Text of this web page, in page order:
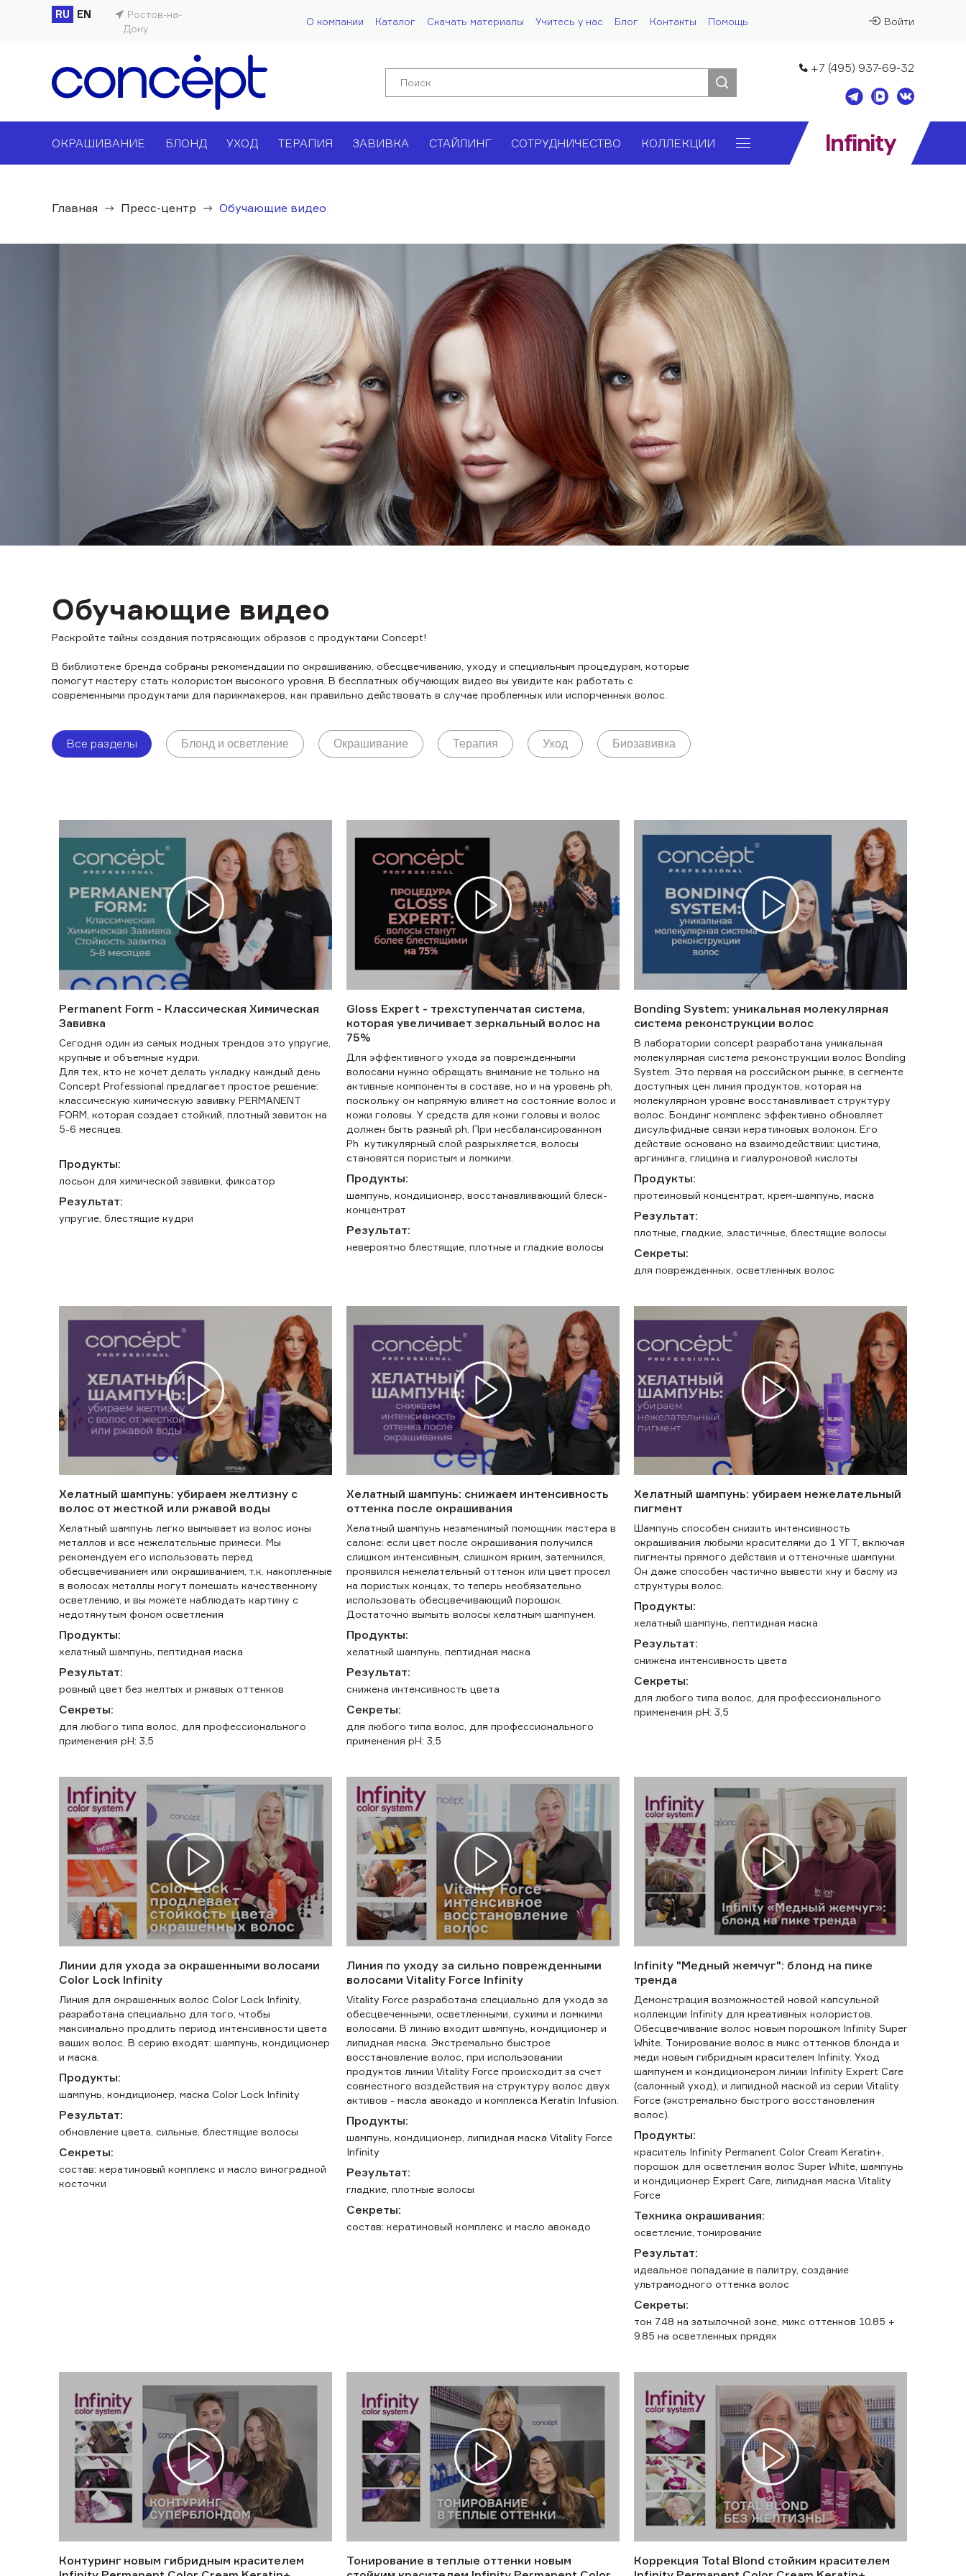
RU EN
Ростов-на-
Дону
О компании Каталог Скачать материалы Учитесь у нас Блог Контакты Помощь Войти
+7 (495) 937-69-32
ОКРАШИВАНИЕ БЛОНД УХОД ТЕРАПИЯ ЗАВИВКА СТАЙЛИНГ СОТРУДНИЧЕСТВО КОЛЛЕКЦИИ Infinity
Главная Пресс-центр Обучающие видео
Обучающие видео
Раскройте тайны создания потрясающих образов с продуктами Concept!
В библиотеке бренда собраны рекомендации по окрашиванию, обесцвечиванию, уходу и специальным процедурам, которые
помогут мастеру стать колористом высокого уровня. В бесплатных обучающих видео вы увидите как работать с
современными продуктами для парикмахеров, как правильно действовать в случае проблемных или испорченных волос.
Все разделы Блонд и осветление Окрашивание Терапия Уход Биозавивка
Permanent Form - Классическая Химическая
Завивка
Сегодня один из самых модных трендов это упругие,
крупные и объемные кудри.
Для тех, кто не хочет делать укладку каждый день
Concept Professional предлагает простое решение:
классическую химическую завивку PERMANENT
FORM, которая создает стойкий, плотный завиток на
5-6 месяцев.
Продукты:
лосьон для химической завивки, фиксатор
Результат:
упругие, блестящие кудри
Gloss Expert - трехступенчатая система,
которая увеличивает зеркальный волос на
75%
Для эффективного ухода за поврежденными
волосами нужно обращать внимание не только на
активные компоненты в составе, но и на уровень ph,
поскольку он напрямую влияет на состояние волос и
кожи головы. У средств для кожи головы и волос
должен быть разный ph. При несбалансированном
Ph кутикулярный слой разрыхляется, волосы
становятся пористым и ломкими.
Продукты:
шампунь, кондиционер, восстанавливающий блеск-
концентрат
Результат:
невероятно блестящие, плотные и гладкие волосы
Bonding System: уникальная молекулярная
система реконструкции волос
В лаборатории concept разработана уникальная
молекулярная система реконструкции волос Bonding
System. Это первая на российском рынке, в сегменте
доступных цен линия продуктов, которая на
молекулярном уровне восстанавливает структуру
волос. Бондинг комплекс эффективно обновляет
дисульфидные связи кератиновых волокон. Его
действие основано на взаимодействии: цистина,
аргининга, глицина и гиалуроновой кислоты
Продукты:
протеиновый концентрат, крем-шампунь, маска
Результат:
плотные, гладкие, эластичные, блестящие волосы
Секреты:
для поврежденных, осветленных волос
Хелатный шампунь: убираем желтизну с
волос от жесткой или ржавой воды
Хелатный шампунь легко вымывает из волос ионы
металлов и все нежелательные примеси. Мы
рекомендуем его использовать перед
обесцвечиванием или окрашиванием, т.к. накопленные
в волосах металлы могут помешать качественному
осветлению, и вы можете наблюдать картину с
недотянутым фоном осветления
Продукты:
хелатный шампунь, пептидная маска
Результат:
ровный цвет без желтых и ржавых оттенков
Секреты:
для любого типа волос, для профессионального
применения pH: 3,5
Хелатный шампунь: снижаем интенсивность
оттенка после окрашивания
Хелатный шампунь незаменимый помощник мастера в
салоне: если цвет после окрашивания получился
слишком интенсивным, слишком ярким, затемнился,
проявился нежелательный оттенок или цвет просел
на пористых концах, то теперь необязательно
использовать обесцвечивающий порошок.
Достаточно вымыть волосы хелатным шампунем.
Продукты:
хелатный шампунь, пептидная маска
Результат:
снижена интенсивность цвета
Секреты:
для любого типа волос, для профессионального
применения pH: 3,5
Хелатный шампунь: убираем нежелательный
пигмент
Шампунь способен снизить интенсивность
окрашивания любыми красителями до 1 УГТ, включая
пигменты прямого действия и оттеночные шампуни.
Он даже способен частично вывести хну и басму из
структуры волос.
Продукты:
хелатный шампунь, пептидная маска
Результат:
снижена интенсивность цвета
Секреты:
для любого типа волос, для профессионального
применения pH: 3,5
Линии для ухода за окрашенными волосами
Color Lock Infinity
Линия для окрашенных волос Color Lock Infinity,
разработана специально для того, чтобы
максимально продлить период интенсивности цвета
ваших волос. В серию входят: шампунь, кондиционер
и маска.
Продукты:
шампунь, кондиционер, маска Color Lock Infinity
Результат:
обновление цвета, сильные, блестящие волосы
Секреты:
состав: кератиновый комплекс и масло виноградной
косточки
Линия по уходу за сильно поврежденными
волосами Vitality Force Infinity
Vitality Force разработана специально для ухода за
обесцвеченными, осветленными, сухими и ломкими
волосами. В линию входит шампунь, кондиционер и
липидная маска. Экстремально быстрое
восстановление волос, при использовании
продуктов линии Vitality Force происходит за счет
совместного воздействия на структуру волос двух
активов - масла авокадо и комплекса Keratin Infusion.
Продукты:
шампунь, кондиционер, липидная маска Vitality Force
Infinity
Результат:
гладкие, плотные волосы
Секреты:
состав: кератиновый комплекс и масло авокадо
Infinity "Медный жемчуг": блонд на пике
тренда
Демонстрация возможностей новой капсульной
коллекции Infinity для креативных колористов.
Обесцвечивание волос новым порошком Infinity Super
White. Тонирование волос в микс оттенков блонда и
меди новым гибридным красителем Infinity. Уход
шампунем и кондиционером линии Infinity Expert Care
(салонный уход), и липидной маской из серии Vitality
Force (экстремально быстрого восстановления
волос).
Продукты:
краситель Infinity Permanent Color Cream Keratin+,
порошок для осветления волос Super White, шампунь
и кондиционер Expert Care, липидная маска Vitality
Force
Техника окрашивания:
осветление, тонирование
Результат:
идеальное попадание в палитру, создание
ультрамодного оттенка волос
Секреты:
тон 7.48 на затылочной зоне, микс оттенков 10.85 +
9.85 на осветленных прядях
Контуринг новым гибридным красителем
Тонирование в теплые оттенки новым
Коррекция Total Blond стойким красителем